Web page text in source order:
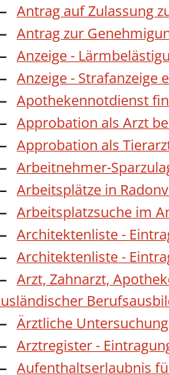
Antrag auf Zulassung
Antrag zur
Anzeige -
Anzeige - Strafanzeige
Apothekennotdienst
Approbation als Arzt
Approbation als
Arbeitnehmer-
Arbeitsplätze in
Arbeitsplatzsuche im
Architektenliste -
Architektenliste -
Arzt, Zahnarzt,
Ärztliche
Arztregister -
Aufenthaltserlaubnis